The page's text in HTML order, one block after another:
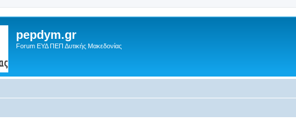
pepdym.gr
Forum ΕΥΔ ΠΕΠ Δυτικής Μακεδονίας